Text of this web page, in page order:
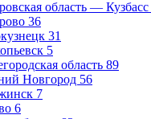
область — Кузбасс
36
31
5
область 89
Новгород 56
7
6